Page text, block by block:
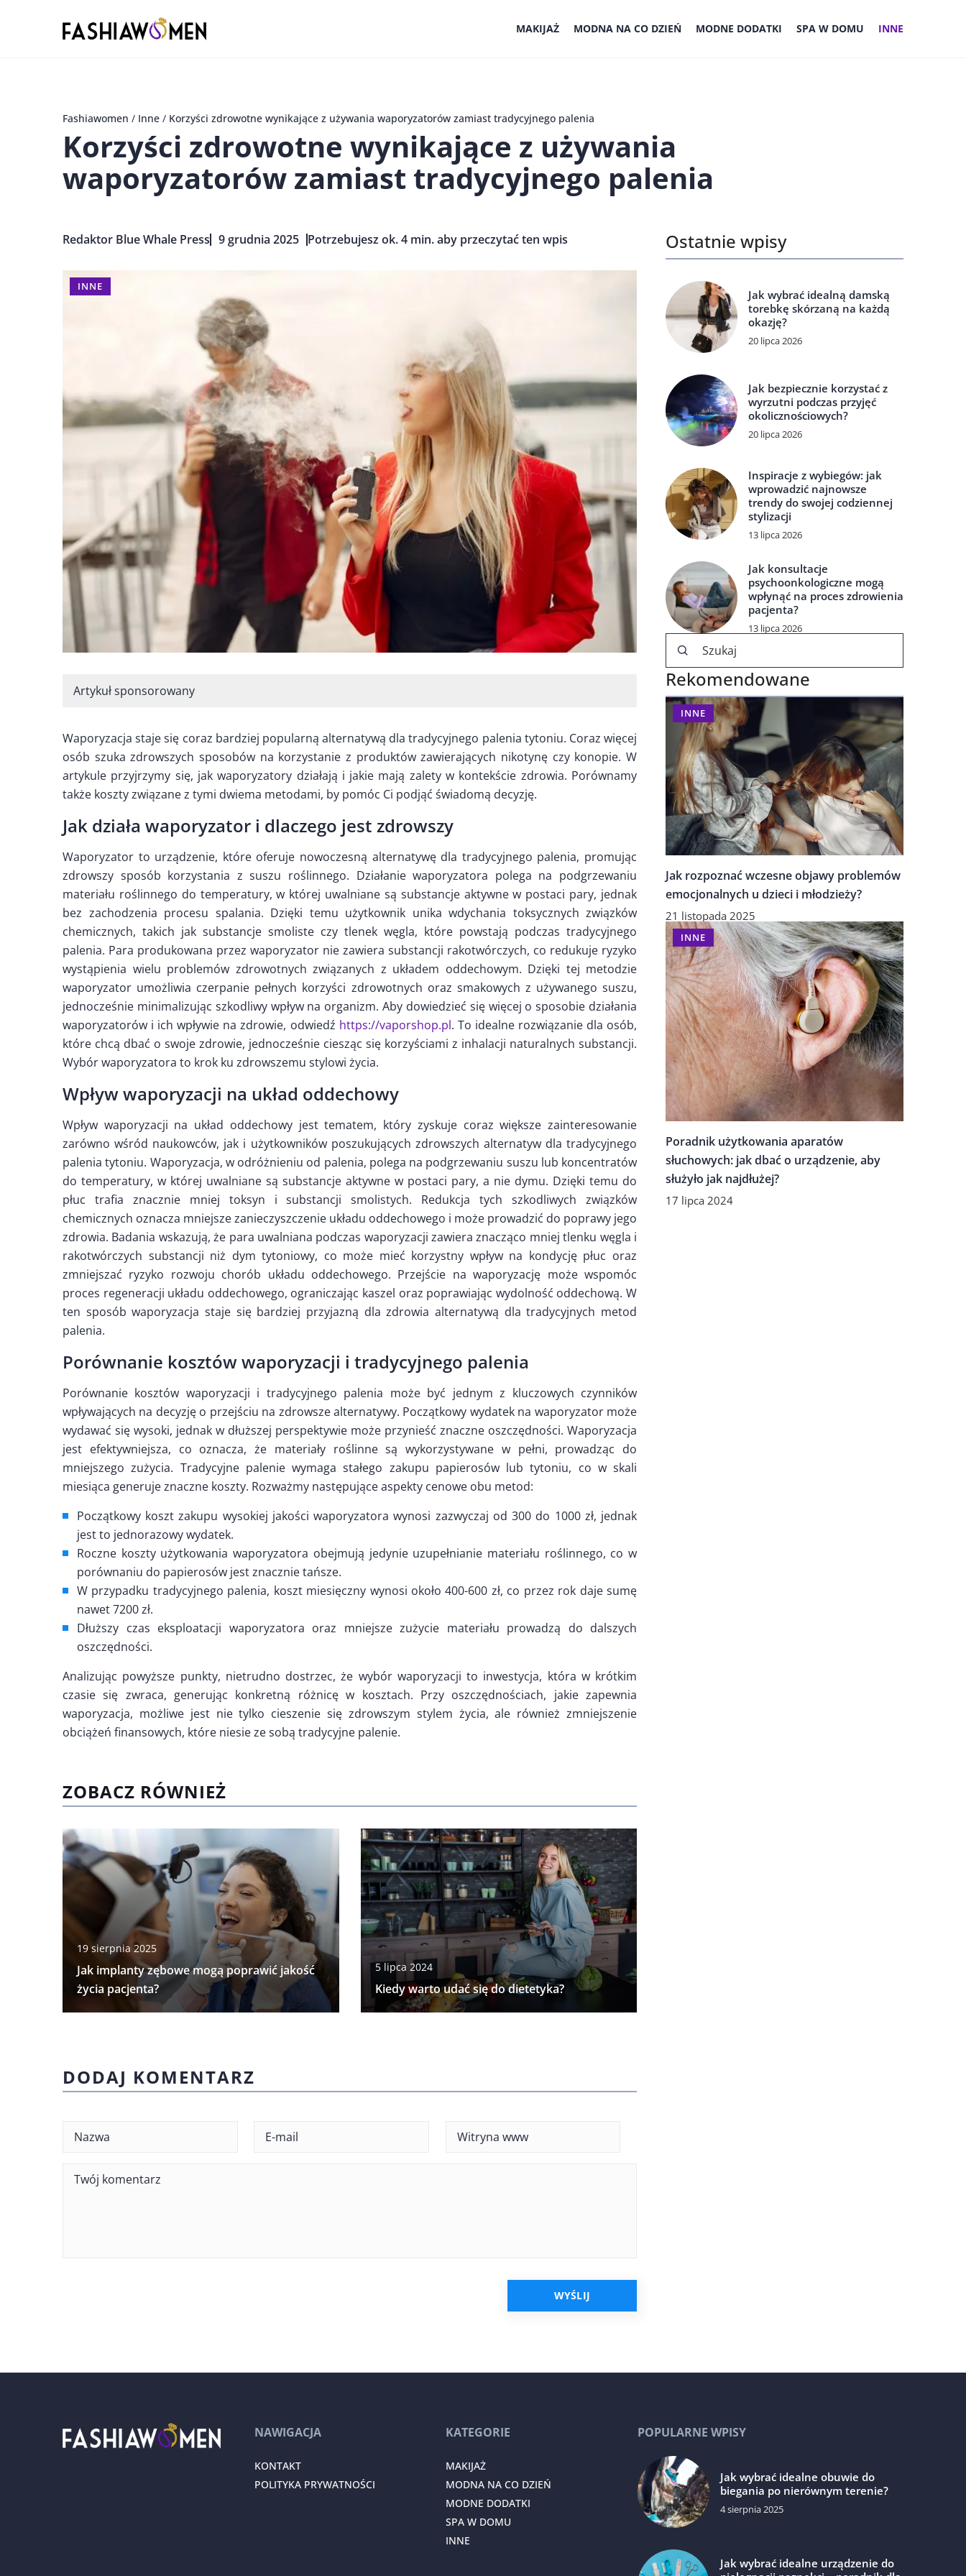
MAKIJAŻ MODNA NA CO DZIEŃ MODNE DODATKI SPA W DOMU INNE
Fashiawomen / Inne / Korzyści zdrowotne wynikające z używania waporyzatorów zamiast tradycyjnego palenia
Korzyści zdrowotne wynikające z używania
waporyzatorów zamiast tradycyjnego palenia
Redaktor Blue Whale Press 9 grudnia 2025 Potrzebujesz ok. 4 min. aby przeczytać ten wpis
INNE
Artykuł sponsorowany
Waporyzacja staje się coraz bardziej popularną alternatywą dla tradycyjnego palenia tytoniu. Coraz więcej
osób szuka zdrowszych sposobów na korzystanie z produktów zawierających nikotynę czy konopie. W
artykule przyjrzymy się, jak waporyzatory działają i jakie mają zalety w kontekście zdrowia. Porównamy
także koszty związane z tymi dwiema metodami, by pomóc Ci podjąć świadomą decyzję.
Jak działa waporyzator i dlaczego jest zdrowszy
Waporyzator to urządzenie, które oferuje nowoczesną alternatywę dla tradycyjnego palenia, promując
zdrowszy sposób korzystania z suszu roślinnego. Działanie waporyzatora polega na podgrzewaniu
materiału roślinnego do temperatury, w której uwalniane są substancje aktywne w postaci pary, jednak
bez zachodzenia procesu spalania. Dzięki temu użytkownik unika wdychania toksycznych związków
chemicznych, takich jak substancje smoliste czy tlenek węgla, które powstają podczas tradycyjnego
palenia. Para produkowana przez waporyzator nie zawiera substancji rakotwórczych, co redukuje ryzyko
wystąpienia wielu problemów zdrowotnych związanych z układem oddechowym. Dzięki tej metodzie
waporyzator umożliwia czerpanie pełnych korzyści zdrowotnych oraz smakowych z używanego suszu,
jednocześnie minimalizując szkodliwy wpływ na organizm. Aby dowiedzieć się więcej o sposobie działania
waporyzatorów i ich wpływie na zdrowie, odwiedź https://vaporshop.pl. To idealne rozwiązanie dla osób,
które chcą dbać o swoje zdrowie, jednocześnie ciesząc się korzyściami z inhalacji naturalnych substancji.
Wybór waporyzatora to krok ku zdrowszemu stylowi życia.
Wpływ waporyzacji na układ oddechowy
Wpływ waporyzacji na układ oddechowy jest tematem, który zyskuje coraz większe zainteresowanie
zarówno wśród naukowców, jak i użytkowników poszukujących zdrowszych alternatyw dla tradycyjnego
palenia tytoniu. Waporyzacja, w odróżnieniu od palenia, polega na podgrzewaniu suszu lub koncentratów
do temperatury, w której uwalniane są substancje aktywne w postaci pary, a nie dymu. Dzięki temu do
płuc trafia znacznie mniej toksyn i substancji smolistych. Redukcja tych szkodliwych związków
chemicznych oznacza mniejsze zanieczyszczenie układu oddechowego i może prowadzić do poprawy jego
zdrowia. Badania wskazują, że para uwalniana podczas waporyzacji zawiera znacząco mniej tlenku węgla i
rakotwórczych substancji niż dym tytoniowy, co może mieć korzystny wpływ na kondycję płuc oraz
zmniejszać ryzyko rozwoju chorób układu oddechowego. Przejście na waporyzację może wspomóc
proces regeneracji układu oddechowego, ograniczając kaszel oraz poprawiając wydolność oddechową. W
ten sposób waporyzacja staje się bardziej przyjazną dla zdrowia alternatywą dla tradycyjnych metod
palenia.
Porównanie kosztów waporyzacji i tradycyjnego palenia
Porównanie kosztów waporyzacji i tradycyjnego palenia może być jednym z kluczowych czynników
wpływających na decyzję o przejściu na zdrowsze alternatywy. Początkowy wydatek na waporyzator może
wydawać się wysoki, jednak w dłuższej perspektywie może przynieść znaczne oszczędności. Waporyzacja
jest efektywniejsza, co oznacza, że materiały roślinne są wykorzystywane w pełni, prowadząc do
mniejszego zużycia. Tradycyjne palenie wymaga stałego zakupu papierosów lub tytoniu, co w skali
miesiąca generuje znaczne koszty. Rozważmy następujące aspekty cenowe obu metod:
Początkowy koszt zakupu wysokiej jakości waporyzatora wynosi zazwyczaj od 300 do 1000 zł, jednak
jest to jednorazowy wydatek.
Roczne koszty użytkowania waporyzatora obejmują jedynie uzupełnianie materiału roślinnego, co w
porównaniu do papierosów jest znacznie tańsze.
W przypadku tradycyjnego palenia, koszt miesięczny wynosi około 400-600 zł, co przez rok daje sumę
nawet 7200 zł.
Dłuższy czas eksploatacji waporyzatora oraz mniejsze zużycie materiału prowadzą do dalszych
oszczędności.
Analizując powyższe punkty, nietrudno dostrzec, że wybór waporyzacji to inwestycja, która w krótkim
czasie się zwraca, generując konkretną różnicę w kosztach. Przy oszczędnościach, jakie zapewnia
waporyzacja, możliwe jest nie tylko cieszenie się zdrowszym stylem życia, ale również zmniejszenie
obciążeń finansowych, które niesie ze sobą tradycyjne palenie.
ZOBACZ RÓWNIEŻ
19 sierpnia 2025
Jak implanty zębowe mogą poprawić jakość
życia pacjenta?
5 lipca 2024
Kiedy warto udać się do dietetyka?
Ostatnie wpisy
Jak wybrać idealną damską
torebkę skórzaną na każdą
okazję?
20 lipca 2026
Jak bezpiecznie korzystać z
wyrzutni podczas przyjęć
okolicznościowych?
20 lipca 2026
Inspiracje z wybiegów: jak
wprowadzić najnowsze
trendy do swojej codziennej
stylizacji
13 lipca 2026
Jak konsultacje
psychoonkologiczne mogą
wpłynąć na proces zdrowienia
pacjenta?
13 lipca 2026
Rekomendowane
INNE
Jak rozpoznać wczesne objawy problemów
emocjonalnych u dzieci i młodzieży?
21 listopada 2025
INNE
Poradnik użytkowania aparatów
słuchowych: jak dbać o urządzenie, aby
służyło jak najdłużej?
17 lipca 2024
DODAJ KOMENTARZ
NAWIGACJA
KONTAKT
POLITYKA PRYWATNOŚCI
KATEGORIE
MAKIJAŻ
MODNA NA CO DZIEŃ
MODNE DODATKI
SPA W DOMU
INNE
POPULARNE WPISY
Jak wybrać idealne obuwie do
biegania po nierównym terenie?
4 sierpnia 2025
Jak wybrać idealne urządzenie do